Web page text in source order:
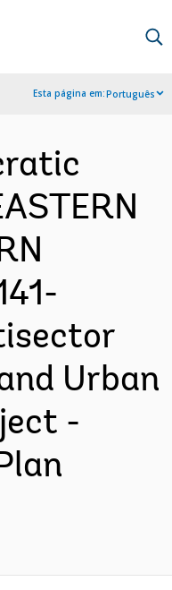
Esta página em:Português
Urban
-